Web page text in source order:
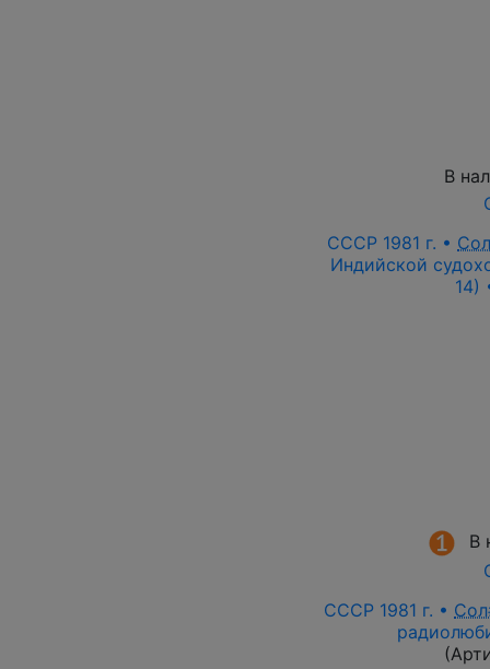
В
СССР 1981 г. •
Индийской
14)
В
СССР 1981 г. •